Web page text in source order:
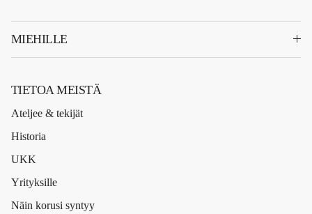
MIEHILLE
TIETOA MEISTÄ
Ateljee & tekijät
Historia
UKK
Yrityksille
Näin korusi syntyy